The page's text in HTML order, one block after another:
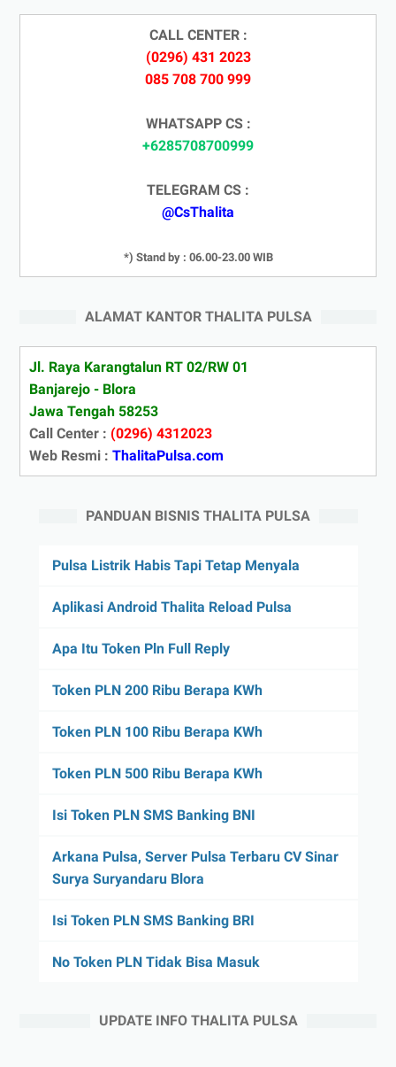
CALL CENTER :
(0296) 431 2023
085 708 700 999
WHATSAPP CS :
+6285708700999
TELEGRAM CS :
@CsThalita
*) Stand by : 06.00-23.00 WIB
ALAMAT KANTOR THALITA PULSA
Jl. Raya Karangtalun RT 02/RW 01
Banjarejo - Blora
Jawa Tengah 58253
Call Center : (0296) 4312023
Web Resmi : ThalitaPulsa.com
PANDUAN BISNIS THALITA PULSA
Pulsa Listrik Habis Tapi Tetap Menyala
Aplikasi Android Thalita Reload Pulsa
Apa Itu Token Pln Full Reply
Token PLN 200 Ribu Berapa KWh
Token PLN 100 Ribu Berapa KWh
Token PLN 500 Ribu Berapa KWh
Isi Token PLN SMS Banking BNI
Arkana Pulsa, Server Pulsa Terbaru CV Sinar
Surya Suryandaru Blora
Isi Token PLN SMS Banking BRI
No Token PLN Tidak Bisa Masuk
UPDATE INFO THALITA PULSA